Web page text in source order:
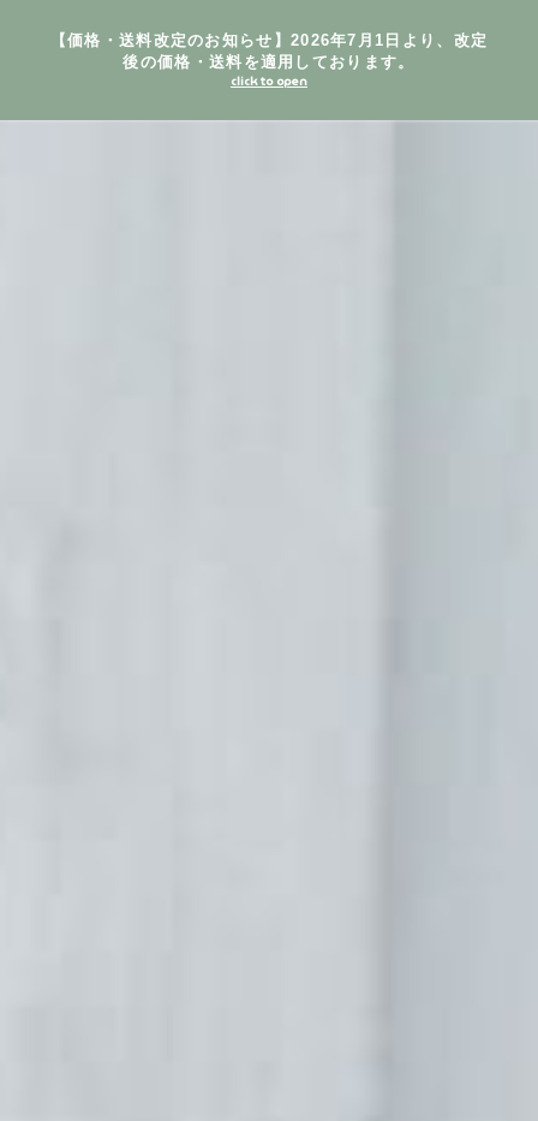
【価格・送料改定のお知らせ】2026年7月1日より、改定
後の価格・送料を適用しております。